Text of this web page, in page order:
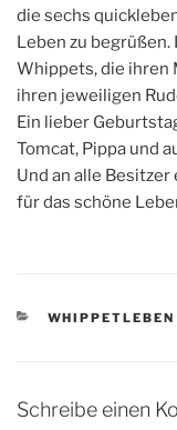
die sechs
Leben zu
Whippets, die ihren
ihren jeweiligen
Ein lieber
Tomcat, Pippa und
Und an alle
für das schöne
KATEGORIEN
WHIPPETLEBEN
Schreibe einen